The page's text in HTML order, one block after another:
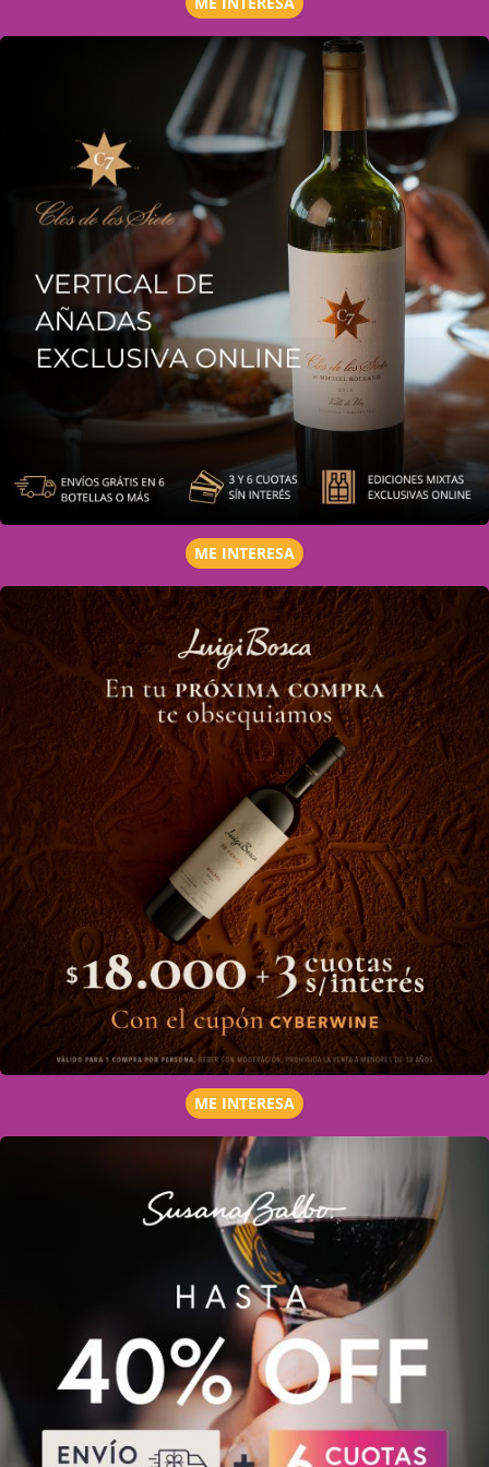
ME INTERESA
ME INTERESA